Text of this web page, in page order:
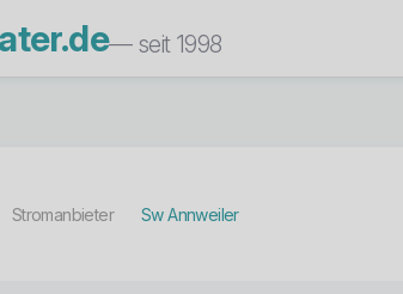
— seit 1998
Stromanbieter Sw Annweiler